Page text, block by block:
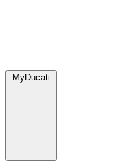
MyDucati